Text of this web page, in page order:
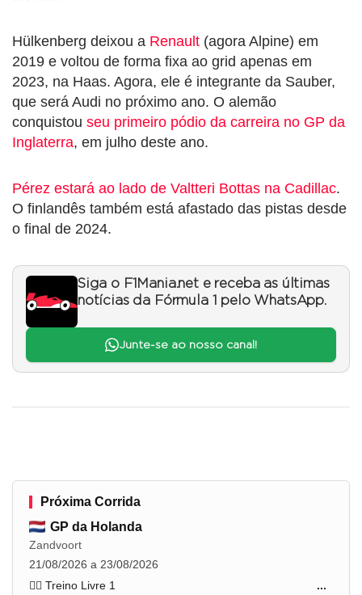
Hülkenberg deixou a Renault (agora Alpine) em
2019 e voltou de forma fixa ao grid apenas em
2023, na Haas. Agora, ele é integrante da Sauber,
que será Audi no próximo ano. O alemão
conquistou seu primeiro pódio da carreira no GP da
Inglaterra, em julho deste ano.
Pérez estará ao lado de Valtteri Bottas na Cadillac.
O finlandês também está afastado das pistas desde
o final de 2024.
Siga o F1Mania.net e receba as últimas
notícias da Fórmula 1 pelo WhatsApp.
Junte-se ao nosso canal!
Próxima Corrida
GP da Holanda
Zandvoort
21/08/2026 a 23/08/2026
🏋️‍♂️ Treino Livre 1
...